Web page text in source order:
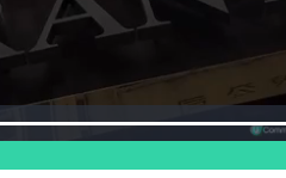
Loaded:
100.00%